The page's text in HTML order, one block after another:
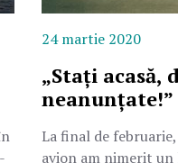
24 martie 2020
„Stați acasă,
neanunțate!”
La final de
avion am nimerit un